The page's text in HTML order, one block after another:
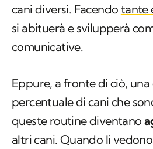
cani diversi. Facendo tante
si abituerà e svilupperà
comunicative.
Eppure, a fronte di ciò,
percentuale di cani che
queste routine diventano
altri cani. Quando li